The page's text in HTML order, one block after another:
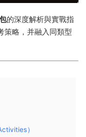
的深度解析與實戰指
策略，并融入同類型
）​​